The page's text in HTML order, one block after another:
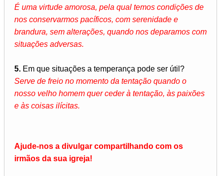
É uma virtude amorosa, pela qual temos condições de
nos conservarmos pacíficos, com serenidade e
brandura, sem alterações, quando nos deparamos com
situações adversas.
5. Em que situações a temperança pode ser útil?
Serve de freio no momento da tentação quando o
nosso velho homem quer ceder à tentação, às paixões
e às coisas ilícitas.
Ajude-nos a divulgar compartilhando com os
irmãos da sua igreja!